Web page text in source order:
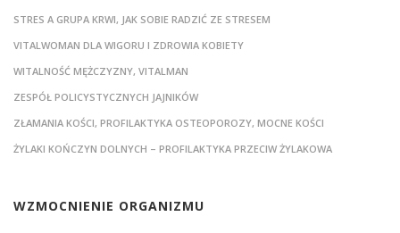
STRES A GRUPA KRWI, JAK SOBIE RADZIĆ ZE STRESEM
VITALWOMAN DLA WIGORU I ZDROWIA KOBIETY
WITALNOŚĆ MĘŻCZYZNY, VITALMAN
ZESPÓŁ POLICYSTYCZNYCH JAJNIKÓW
ZŁAMANIA KOŚCI, PROFILAKTYKA OSTEOPOROZY, MOCNE KOŚCI
ŻYLAKI KOŃCZYN DOLNYCH – PROFILAKTYKA PRZECIW ŻYLAKOWA
WZMOCNIENIE ORGANIZMU